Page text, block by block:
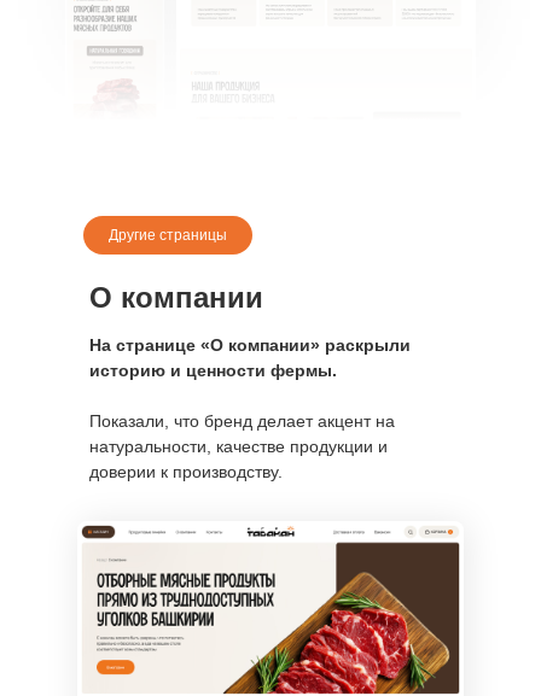
На странице «О компании» раскрыли
историю и ценности фермы.
Показали, что бренд делает акцент на
натуральности, качестве продукции и
доверии к производству.
О компании
Другие страницы